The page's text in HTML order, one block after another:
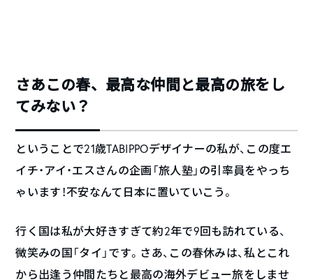
さあこの春、最高な仲間と最高の旅をし
てみない？
ということで21歳TABIPPOデザイナーの私が、この度エ
イチ・アイ・エスさんの企画「旅人塾」の引率員をやっち
ゃいます！不安なんて日本に置いていこう。
行く国は私が大好きすぎて約2年で9回も訪れている、
微笑みの国「タイ」です。さあ、この春休みは、私とこれ
から出逢う仲間たちと最高の海外デビュー旅をしませ